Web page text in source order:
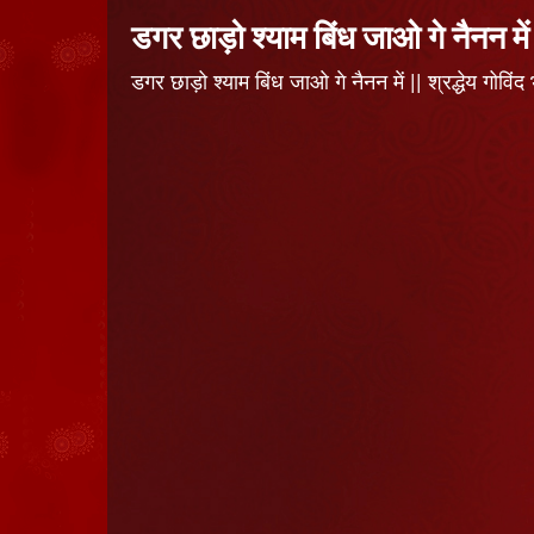
डगर छाड़ो श्याम बिंध जाओ गे नैनन में
डगर छाड़ो श्याम बिंध जाओ गे नैनन में || श्रद्धेय